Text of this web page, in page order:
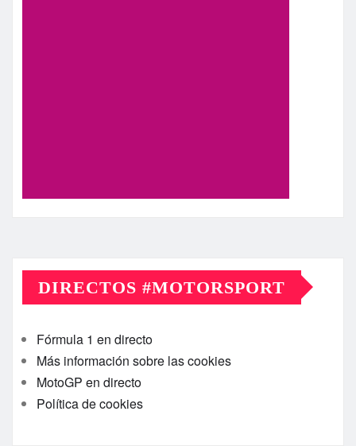
DIRECTOS #MOTORSPORT
Fórmula 1 en directo
Más información sobre las cookies
MotoGP en directo
Política de cookies